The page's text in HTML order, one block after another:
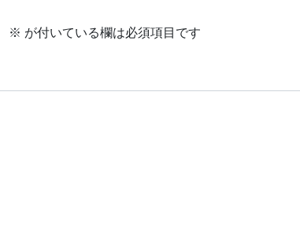
※ が付いている欄は必須項目です